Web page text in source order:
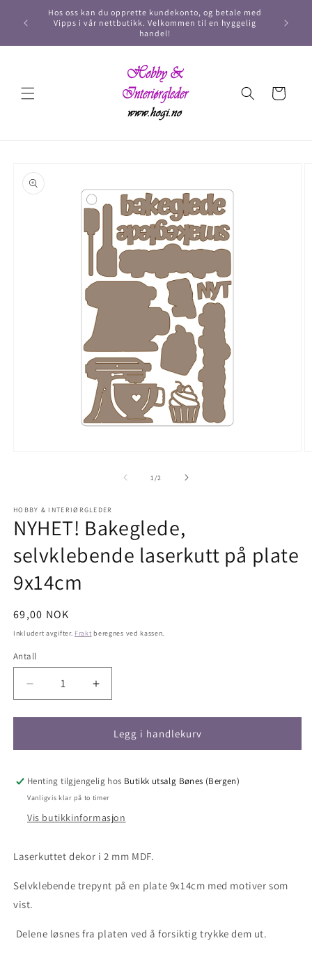
Hos oss kan du opprette kundekonto, og betale med
Vipps i vår nettbutikk. Velkommen til en hyggelig
handel!
Handlekurv
1 /av2
HOBBY & INTERIØRGLEDER
NYHET! Bakeglede,
selvklebende laserkutt på plate
9x14cm
Vanlig
pris
69,00 NOK
Inkludert avgifter. Frakt beregnes ved kassen.
Antall
Antall
antallet
for
Bakeglede,
laserkutt
på
plate
9x14cm
Øk
antallet
for
NYHET!
Bakeglede,
laserkutt
på
9x14cm
Legg i handlekurv
Henting tilgjengelig hos Butikk utsalg Bønes (Bergen)
Vanligvis klar på to timer
Vis butikkinformasjon
Laserkuttet dekor i 2 mm MDF.
Selvklebende trepynt på en plate 9x14cm med motiver som
vist.
Delene løsnes fra platen ved å forsiktig trykke dem ut.